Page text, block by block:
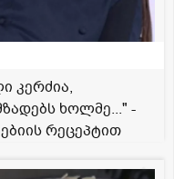
კერძია,
ხოლმე..." -
რეცეპტით